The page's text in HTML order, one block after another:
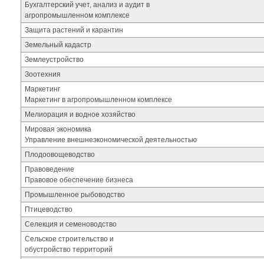
Бухгалтерский учет, анализ и аудит в
агропромышленном комплексе
Защита растений и карантин
Земельный кадастр
Землеустройство
Зоотехния
Маркетинг
Маркетинг в агропромышленном комплексе
Мелиорация и водное хозяйство
Мировая экономика
Управление внешнеэкономической деятельностью
Плодоовощеводство
Правоведение
Правовое обеспечение бизнеса
Промышленное рыбоводство
Птицеводство
Селекция и семеноводство
Сельское строительство и
обустройство территорий